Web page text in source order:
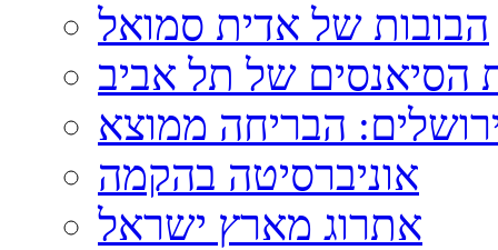
הבובות של אדית סמואל
של תל אביב
הבריחה ממוצא
אוניברסיטה בהקמה
אתרוג מארץ ישראל